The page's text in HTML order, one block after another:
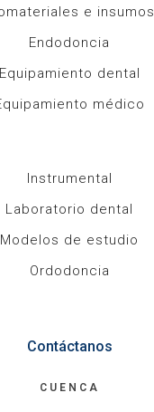
e insumos
Endodoncia
Equipamiento dental
médico
Instrumental
Laboratorio dental
Modelos de estudio
Ordodoncia
Contáctanos
CUENCA